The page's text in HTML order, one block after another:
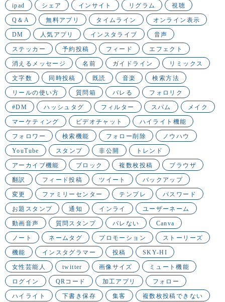
ipad シェア インサイト リグラム 視聴
Q＆A 無料アプリ タイムライン オンライン表示
DM 人気アプリ インスタライブ 音声
ステッカー 予約投稿 フィード エフェクト
消えるメッセージ 名前 ガイドライン リミックス
文字数 同時投稿 既読 音楽 検索方法
リールの使い方 質問箱 バレる フォロリク
#DM ハッシュタグ フィルター スパム メイク
マーケティング ビデオチャット ハイライト機能
フォロワー 検索機能 フォロー削除 ノウハウ
YouTube スタンプ 非公開 トレンド
アーカイブ機能 ブロック 複数枚投稿 ブラウザ
翻訳 フィード投稿 ツイート バックアップ
変更 ファミリーセンター テンプレ パスワード
お題スタンプ 通知 インライ ユーザーネーム
動画音声 質問スタンプ バレない Canva
ノート ネームタグ プロモーション ストーリーズ
機能 インスタグラマー 投稿 SKY-HI
女性芸能人 twitter 画像サイズ ミュート機能
ログイン QRコード 加工アプリ フォロー
ハイライト 下書き保存 集客 複数枚投稿できない